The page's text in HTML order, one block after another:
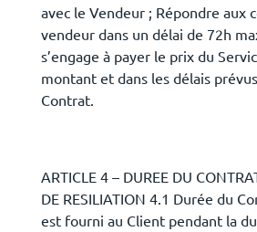
avec le Vendeur ; Répondre aux
vendeur dans un délai de 72h
s’engage à payer le prix du
montant et dans les délais
Contrat.
ARTICLE 4 – DUREE DU
DE RESILIATION 4.1 Durée du
est fourni au Client pendant la